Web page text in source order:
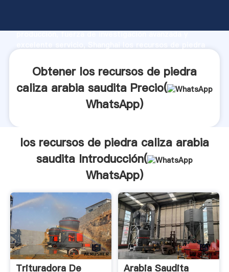
producción, fuerza de investigación avanzada y
valores a todos los clientes.
Obtener los recursos de piedra
caliza arabia saudita Precio(
WhatsApp)
los recursos de piedra caliza arabia
saudita Introducción(
WhatsApp)
Trituradora De
Arabia Saudita